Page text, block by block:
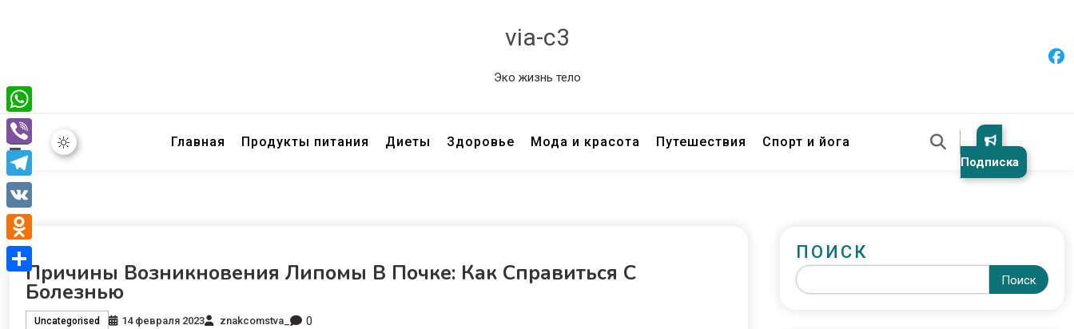
via-c3
Эко жизнь тело
Главная Продукты питания Диеты Здоровье Мода и красота Путешествия Спорт и йога
Подписка
Причины Возникновения Липомы В Почке: Как Справиться С
Болезнью
Uncategorised 14 февраля 2023 znakcomstva_ 0
ПОИСК
Поиск
WhatsApp
Viber
Telegram
VK
Odnoklassniki
Отправить